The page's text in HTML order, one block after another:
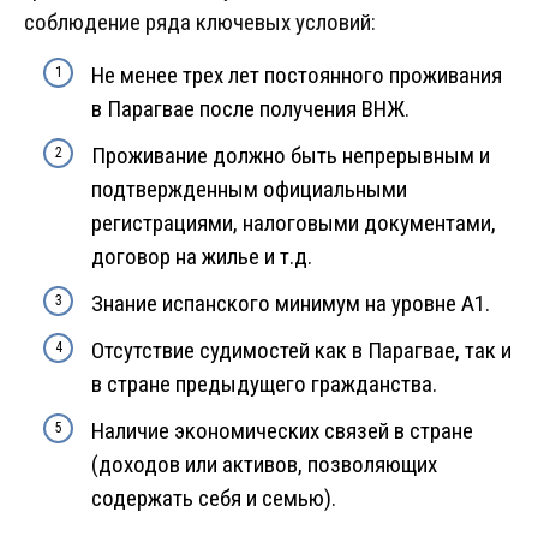
соблюдение ряда ключевых условий:
Не менее трех лет постоянного проживания
в Парагвае после получения ВНЖ.
Проживание должно быть непрерывным и
подтвержденным официальными
регистрациями, налоговыми документами,
договор на жилье и т.д.
Знание испанского минимум на уровне А1.
Отсутствие судимостей как в Парагвае, так и
в стране предыдущего гражданства.
Наличие экономических связей в стране
(доходов или активов, позволяющих
содержать себя и семью).